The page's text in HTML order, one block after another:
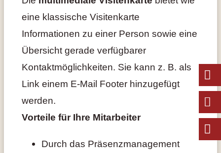
eine klassische Visitenkarte
Informationen zu einer Person sowie eine
Übersicht gerade verfügbarer
Kontaktmöglichkeiten. Sie kann z. B. als
Link einem E-Mail Footer hinzugefügt
werden.
Vorteile für Ihre Mitarbeiter
Durch das Präsenzmanagement